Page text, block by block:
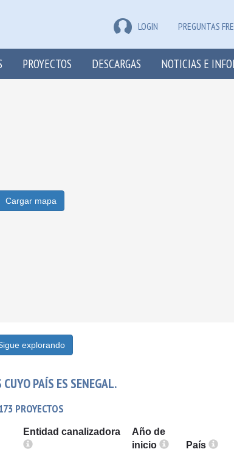
LOGIN PREGUNTAS
PROYECTOS DESCARGAS NOTICIAS E
Cargar mapa
explorando
CUYO PAÍS ES SENEGAL.
PROYECTOS
Entidad canalizadora
Año de
inicio
País